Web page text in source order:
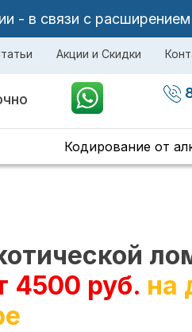
- в связи с расширением
Акции и Скидки
Кодирование от
4500 руб. на